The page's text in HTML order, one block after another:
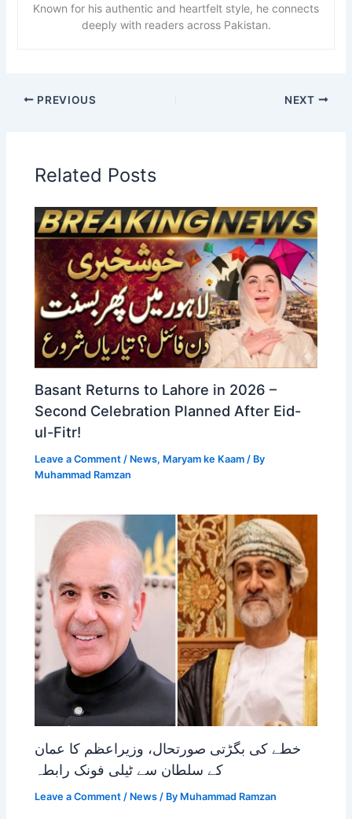
Known for his authentic and heartfelt style, he connects
deeply with readers across Pakistan.
PREVIOUS NEXT
Related Posts
Basant Returns to Lahore in 2026 –
Second Celebration Planned After Eid-
ul-Fitr!
Leave a Comment / News, Maryam ke Kaam / By
Muhammad Ramzan
خطے کی بگڑتی صورتحال، وزیراعظم کا عمان
کے سلطان سے ٹیلی فونک رابطہ
Leave a Comment / News / By Muhammad Ramzan